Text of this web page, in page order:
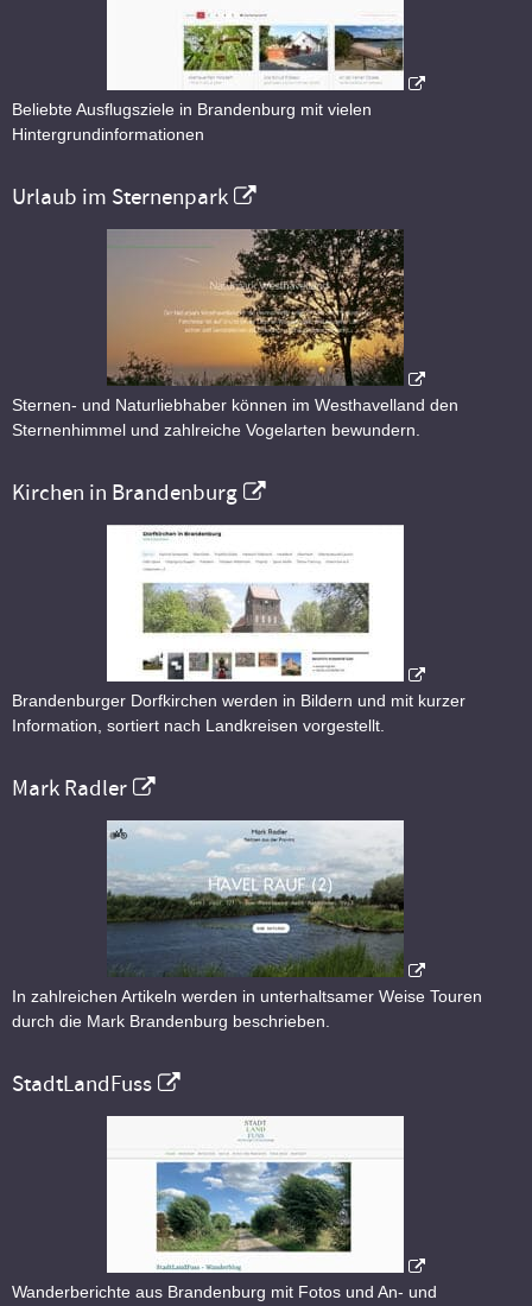
Beliebte Ausflugsziele in Brandenburg mit vielen
Hintergrundinformationen
Urlaub im Sternenpark
Sternen- und Naturliebhaber können im Westhavelland den
Sternenhimmel und zahlreiche Vogelarten bewundern.
Kirchen in Brandenburg
Brandenburger Dorfkirchen werden in Bildern und mit kurzer
Information, sortiert nach Landkreisen vorgestellt.
Mark Radler
In zahlreichen Artikeln werden in unterhaltsamer Weise Touren
durch die Mark Brandenburg beschrieben.
StadtLandFuss
Wanderberichte aus Brandenburg mit Fotos und An- und